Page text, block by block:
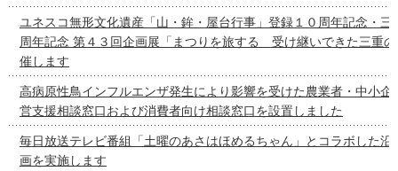
ユネスコ無形文化遺産「山・鉾・屋台行事」登録１０周年記念・三
周年記念 第４３回企画展「まつりを旅する 受け継いできた三重
催します
高病原性鳥インフルエンザ発生により影響を受けた農業者・中小企
営支援相談窓口および消費者向け相談窓口を設置しました
毎日放送テレビ番組「土曜のあさはほめるちゃん」とコラボした沿
画を実施します